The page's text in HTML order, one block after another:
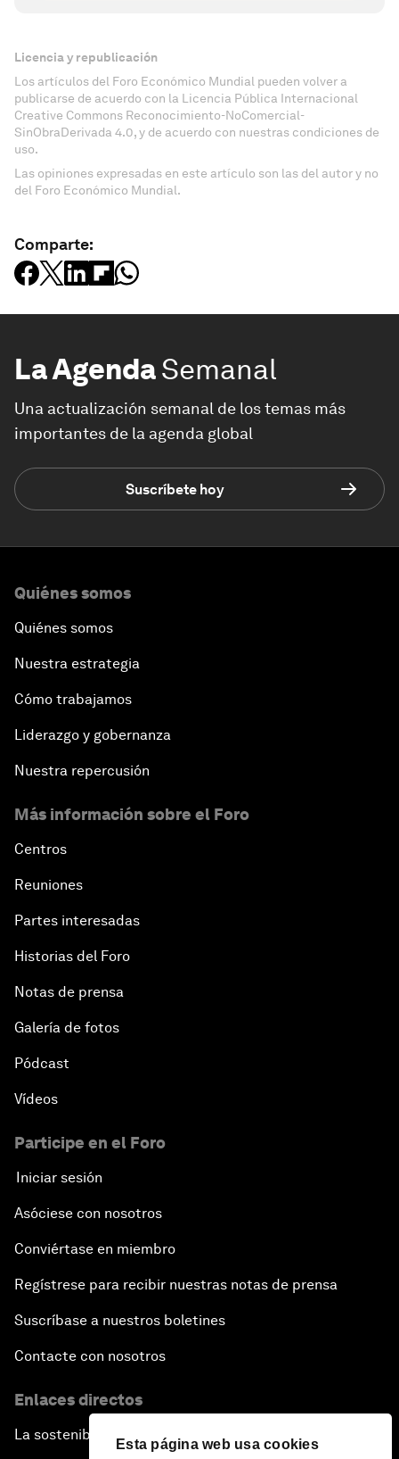
Esta página web usa cookies
Licencia y republicación
Los artículos del Foro Económico Mundial pueden volver a
publicarse de acuerdo con la Licencia Pública Internacional
Creative Commons Reconocimiento-NoComercial-
SinObraDerivada 4.0, y de acuerdo con nuestras condiciones de
uso.
Las opiniones expresadas en este artículo son las del autor y no
del Foro Económico Mundial.
Comparte:
La AgendaSemanal
Una actualización semanal de los temas más
importantes de la agenda global
Suscríbete hoy
Quiénes somos
Quiénes somos
Nuestra estrategia
Cómo trabajamos
Liderazgo y gobernanza
Nuestra repercusión
Más información sobre el Foro
Centros
Reuniones
Partes interesadas
Historias del Foro
Notas de prensa
Galería de fotos
Pódcast
Vídeos
Participe en el Foro
Iniciar sesión
Asóciese con nosotros
Conviértase en miembro
Regístrese para recibir nuestras notas de prensa
Suscríbase a nuestros boletines
Contacte con nosotros
Enlaces directos
La sostenibilidad en el Foro